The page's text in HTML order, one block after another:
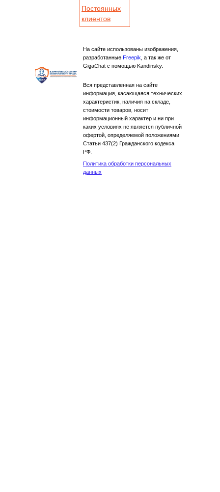
Вся представленная на сайте
информация, касающаяся технических
характеристик, наличия на складе,
стоимости товаров, носит
информационный характер и ни при
каких условиях не является публичной
офертой, определяемой положениями
Статьи 437(2) Гражданского кодекса
РФ.
Постоянных
клиентов
Политика обработки персональных
данных
На сайте использованы изображения,
разработанные Freepik , а так же от
GigaChat с помощью Kandinsky.